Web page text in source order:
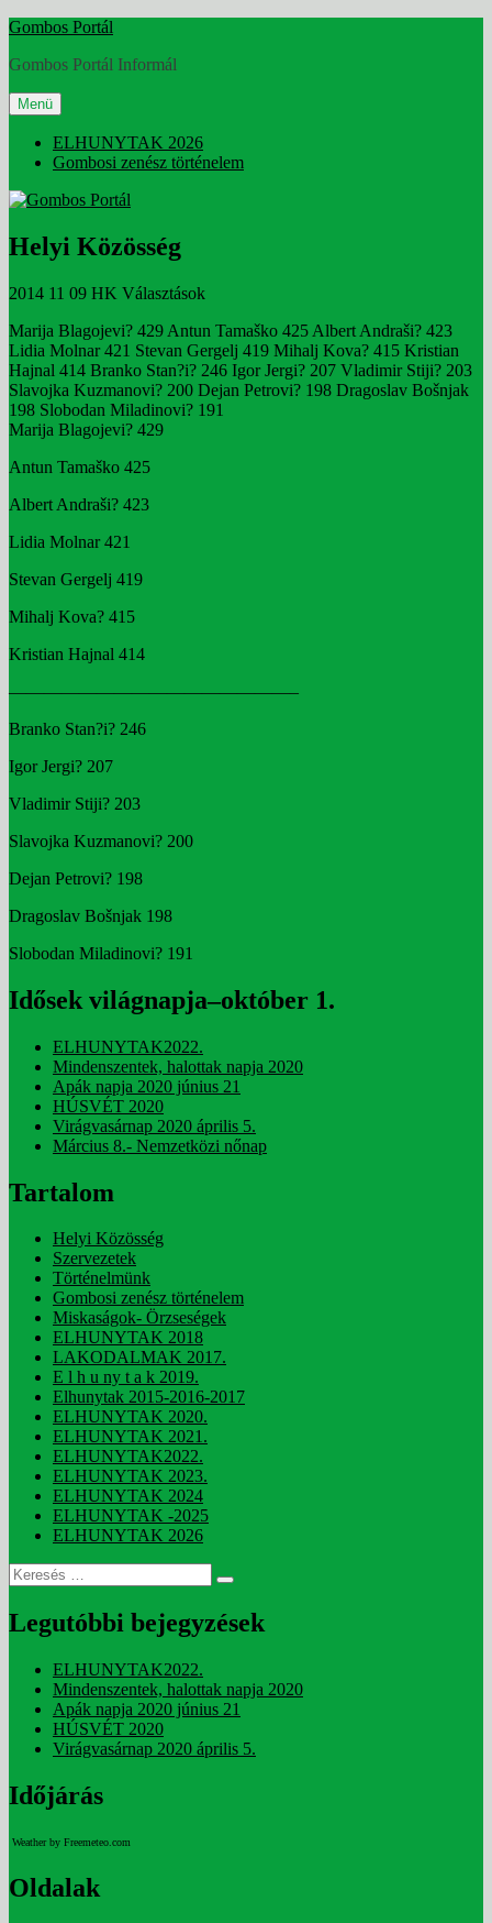
Tartalomhoz
Gombos Portál
Gombos Portál Informál
Menü
ELHUNYTAK 2026
Gombosi zenész történelem
Helyi Közösség
2014 11 09 HK Választások
Marija Blagojevi? 429 Antun Tamaško 425 Albert Andraši? 423
Lidia Molnar 421 Stevan Gergelj 419 Mihalj Kova? 415 Kristian
Hajnal 414 Branko Stan?i? 246 Igor Jergi? 207 Vladimir Stiji? 203
Slavojka Kuzmanovi? 200 Dejan Petrovi? 198 Dragoslav Bošnjak
198 Slobodan Miladinovi? 191
Marija Blagojevi? 429
Antun Tamaško 425
Albert Andraši? 423
Lidia Molnar 421
Stevan Gergelj 419
Mihalj Kova? 415
Kristian Hajnal 414
————————————————–
Branko Stan?i? 246
Igor Jergi? 207
Vladimir Stiji? 203
Slavojka Kuzmanovi? 200
Dejan Petrovi? 198
Dragoslav Bošnjak 198
Slobodan Miladinovi? 191
Idősek világnapja–október 1.
ELHUNYTAK2022.
Mindenszentek, halottak napja 2020
Apák napja 2020 június 21
HÚSVÉT 2020
Virágvasárnap 2020 április 5.
Március 8.- Nemzetközi nőnap
Tartalom
Helyi Közösség
Szervezetek
Történelmünk
Gombosi zenész történelem
Miskaságok- Örzseségek
ELHUNYTAK 2018
LAKODALMAK 2017.
E l h u ny t a k 2019.
Elhunytak 2015-2016-2017
ELHUNYTAK 2020.
ELHUNYTAK 2021.
ELHUNYTAK2022.
ELHUNYTAK 2023.
ELHUNYTAK 2024
ELHUNYTAK -2025
ELHUNYTAK 2026
Keresés
a
következő
kifejezésre:
Keresés
Legutóbbi bejegyzések
ELHUNYTAK2022.
Mindenszentek, halottak napja 2020
Apák napja 2020 június 21
HÚSVÉT 2020
Virágvasárnap 2020 április 5.
Időjárás
Weather by Freemeteo.com
Oldalak